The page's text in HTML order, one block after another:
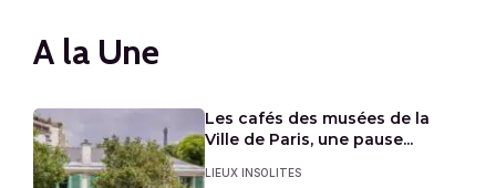
A la Une
Les cafés des musées de la
Ville de Paris, une pause...
LIEUX INSOLITES